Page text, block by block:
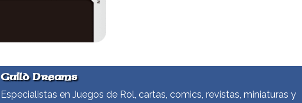
Guild Dreams
Especialistas en Juegos de Rol, cartas, comics, revistas, miniaturas y